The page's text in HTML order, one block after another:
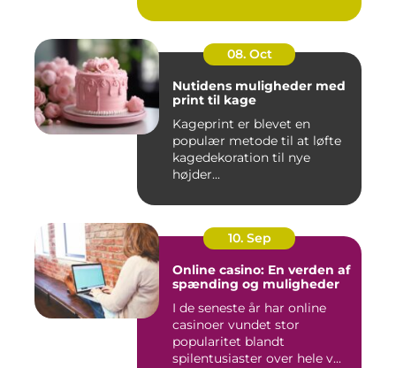
08. Oct
Nutidens muligheder med
print til kage
Kageprint er blevet en
populær metode til at løfte
kagedekoration til nye
højder...
10. Sep
Online casino: En verden af
spænding og muligheder
I de seneste år har online
casinoer vundet stor
popularitet blandt
spilentusiaster over hele v...